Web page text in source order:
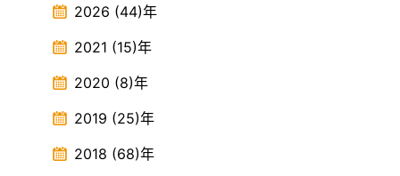
2026 (44)年
2021 (15)年
2020 (8)年
2019 (25)年
2018 (68)年